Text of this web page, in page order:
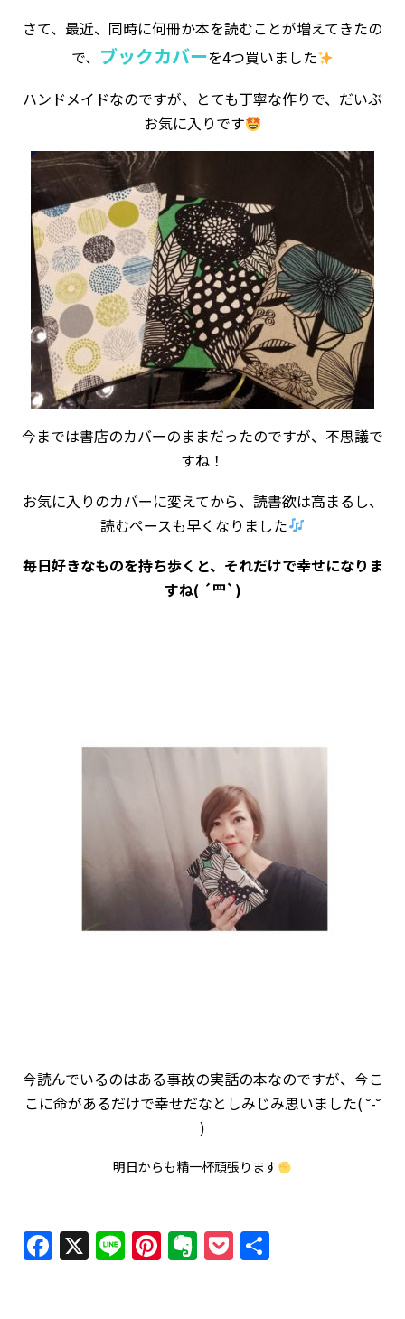
さて、最近、同時に何冊か本を読むことが増えてきたの
で、 ブックカバーを4つ買いました
ハンドメイドなのですが、とても丁寧な作りで、だいぶ
お気に入りです
今までは書店のカバーのままだったのですが、不思議で
すね！
お気に入りのカバーに変えてから、読書欲は高まるし、
読むペースも早くなりました
毎日好きなものを持ち歩くと、それだけで幸せになりま
すね( ´罒`)
今読んでいるのはある事故の実話の本なのですが、今こ
こに命があるだけで幸せだなとしみじみ思いました( ˘-˘
)
明日からも精一杯頑張ります
Facebook
X LinePinterest
Evernote
Pocket